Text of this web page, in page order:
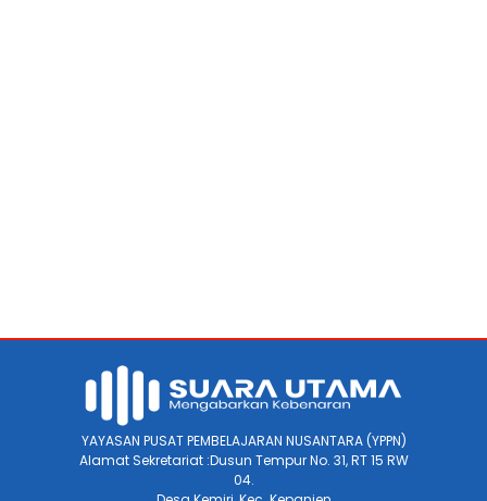
YAYASAN PUSAT PEMBELAJARAN NUSANTARA (YPPN)
Alamat Sekretariat :Dusun Tempur No. 31, RT 15 RW
04.